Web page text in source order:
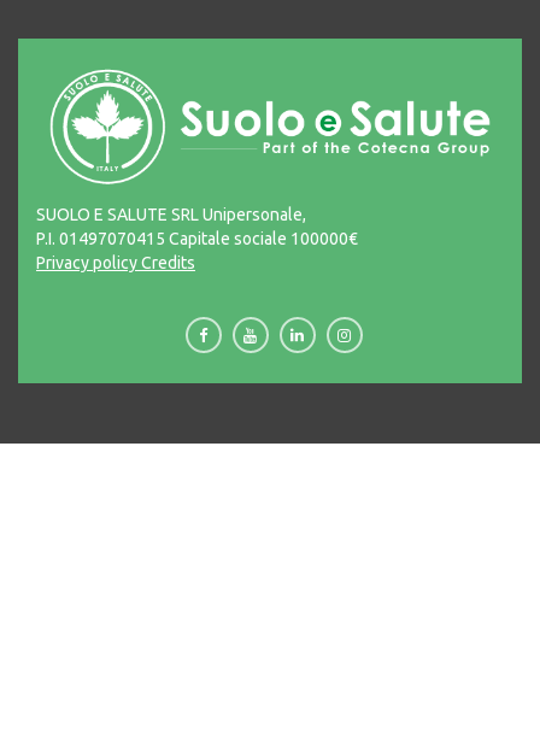
SUOLO E SALUTE SRL Unipersonale,
P.I. 01497070415 Capitale sociale 100000€
Privacy policyCredits